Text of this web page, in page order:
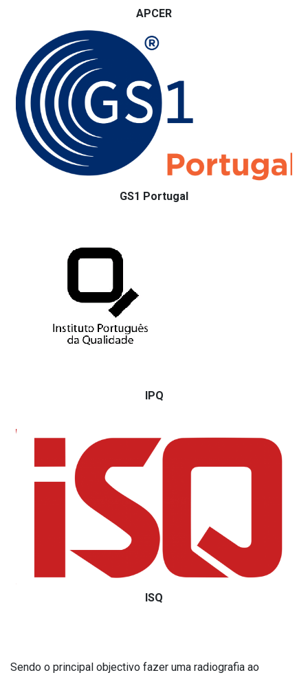
APCER
GS1 Portugal
IPQ
ISQ
Sendo o principal objectivo fazer uma radiografia ao